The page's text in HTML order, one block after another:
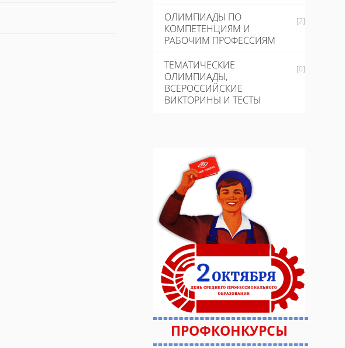
ОЛИМПИАДЫ ПО
КОМПЕТЕНЦИЯМ И
РАБОЧИМ ПРОФЕССИЯМ
[2]
ТЕМАТИЧЕСКИЕ
ОЛИМПИАДЫ,
ВСЕРОССИЙСКИЕ
ВИКТОРИНЫ И ТЕСТЫ
[0]
ПРОФКОНКУРСЫ